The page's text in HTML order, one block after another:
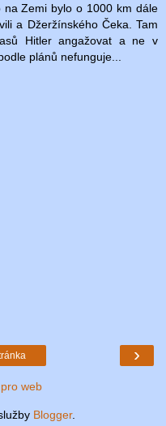
Zemi bylo o 1000 km dále
a Džeržínského Čeka. Tam
Hitler angažovat a ne v
plánů nefunguje...
›
web
Blogger.